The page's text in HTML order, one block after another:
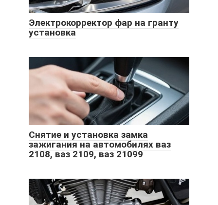
Электрокорректор фар на гранту
установка
Снятие и установка замка
зажигания на автомобилях ваз
2108, ваз 2109, ваз 21099